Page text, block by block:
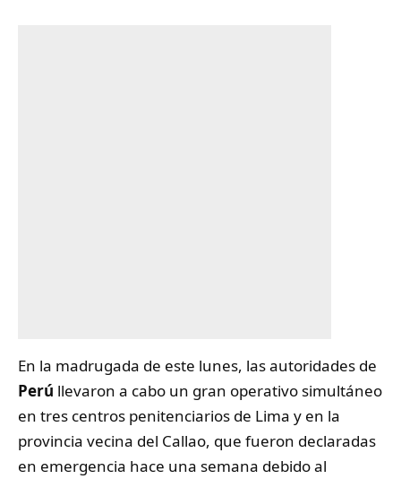
En la madrugada de este lunes, las autoridades de
Perú llevaron a cabo un gran operativo simultáneo
en tres centros penitenciarios de Lima y en la
provincia vecina del Callao, que fueron declaradas
en emergencia hace una semana debido al